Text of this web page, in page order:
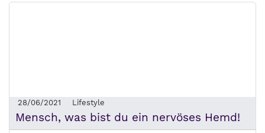
28/06/2021 Lifestyle
Mensch, was bist du ein nervöses Hemd!